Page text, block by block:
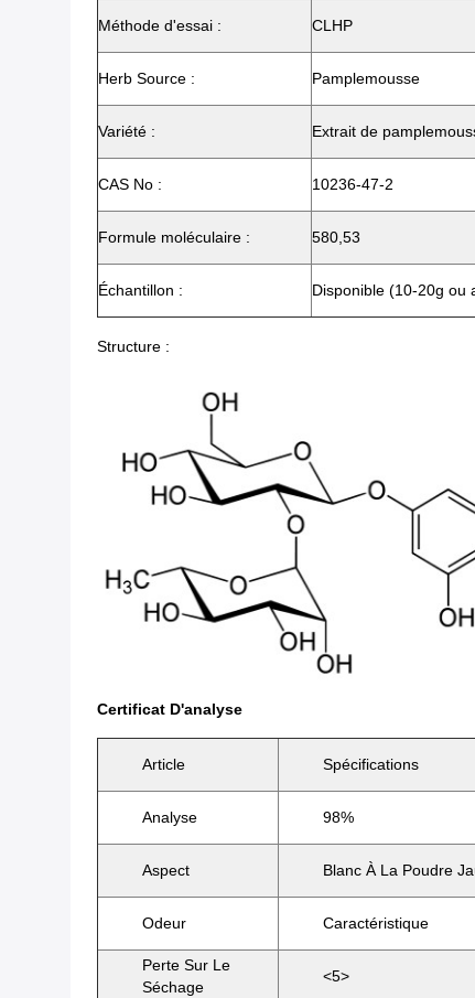
Méthode d'essai : CLHP
Herb Source : Pamplemousse
Variété : Extrait de
CAS No : 10236-47-2
Formule moléculaire : 580,53
Échantillon : Disponible (10-20g ou
Structure :
Certificat D'analyse
Article Spécifications
Analyse 98%
Aspect Blanc À La Poudre
Odeur Caractéristique
Perte Sur Le
Séchage
<5>